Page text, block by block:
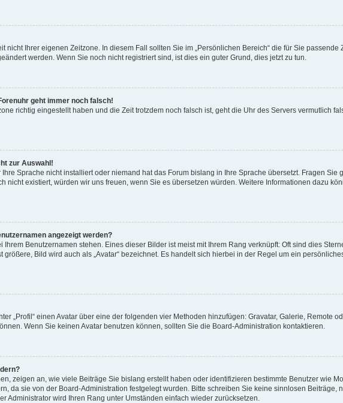
nicht Ihrer eigenen Zeitzone. In diesem Fall sollten Sie im „Persönlichen Bereich“ die für Sie
werden. Wenn Sie noch nicht registriert sind, ist dies ein guter Grund, dies jetzt zu tun.
geht immer noch falsch!
richtig eingestellt haben und die Zeit trotzdem noch falsch ist, geht die Uhr des Servers vermutlich
zur Auswahl!
Sprache nicht installiert oder niemand hat das Forum bislang in Ihre Sprache übersetzt. Fragen Sie
nicht existiert, würden wir uns freuen, wenn Sie es übersetzen würden. Weitere Informationen dazu
angezeigt werden?
Benutzernamen stehen. Eines dieser Bilder ist meist mit Ihrem Rang verknüpft: Oft sind dies
größere, Bild wird auch als „Avatar“ bezeichnet. Es handelt sich hierbei in der Regel um ein
„Profil“ einen Avatar über eine der folgenden vier Methoden hinzufügen: Gravatar, Galerie, Remote
Wenn Sie keinen Avatar benutzen können, sollten Sie die Board-Administration kontaktieren.
zeigen an, wie viele Beiträge Sie bislang erstellt haben oder identifizieren bestimmte Benutzer wie
da sie von der Board-Administration festgelegt wurden. Bitte schreiben Sie keine sinnlosen
Administrator wird Ihren Rang unter Umständen einfach wieder zurücksetzen.